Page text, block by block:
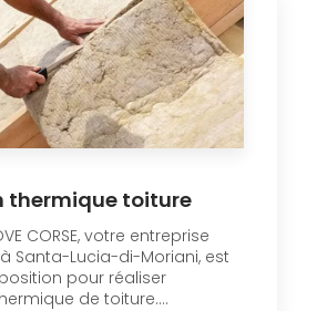
thermique toiture
CORSE, votre entreprise
Santa-Lucia-di-Moriani, est
pour réaliser
de toiture....